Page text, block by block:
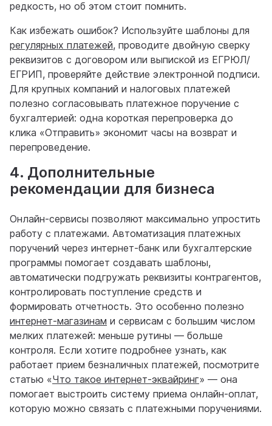
редкость, но об этом стоит помнить.
Как избежать ошибок? Используйте шаблоны для
регулярных платежей, проводите двойную сверку
реквизитов с договором или выпиской из ЕГРЮЛ/
ЕГРИП, проверяйте действие электронной подписи.
Для крупных компаний и налоговых платежей
полезно согласовывать платежное поручение с
бухгалтерией: одна короткая перепроверка до
клика «Отправить» экономит часы на возврат и
перепроведение.
4. Дополнительные
рекомендации для бизнеса
Онлайн-сервисы позволяют максимально упростить
работу с платежами. Автоматизация платежных
поручений через интернет-банк или бухгалтерские
программы помогает создавать шаблоны,
автоматически подгружать реквизиты контрагентов,
контролировать поступление средств и
формировать отчетность. Это особенно полезно
интернет-магазинам и сервисам с большим числом
мелких платежей: меньше рутины — больше
контроля. Если хотите подробнее узнать, как
работает прием безналичных платежей, посмотрите
статью «Что такое интернет-эквайринг» — она
помогает выстроить систему приема онлайн-оплат,
которую можно связать с платежными поручениями.